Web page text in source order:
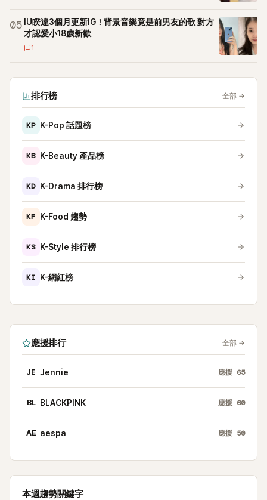
05 IU睽違3個月更新IG！背景音樂竟是前男友的歌 對方
才認愛小18歲新歡
1
排行榜 全部 →
KP K-Pop 話題榜
KB K-Beauty 產品榜
KD K-Drama 排行榜
KF K-Food 趨勢
KS K-Style 排行榜
KI K-網紅榜
應援排行 全部 →
JE Jennie 應援 65
BL BLACKPINK 應援 60
AE aespa 應援 50
本週趨勢關鍵字